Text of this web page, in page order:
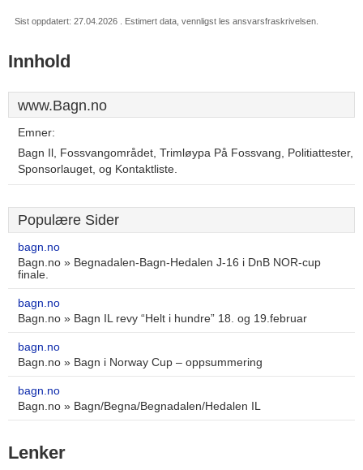
Sist oppdatert: 27.04.2026 . Estimert data, vennligst les ansvarsfraskrivelsen.
Innhold
www.Bagn.no
Emner:
Bagn Il, Fossvangområdet, Trimløypa På Fossvang, Politiattester,
Sponsorlauget, og Kontaktliste.
Populære Sider
bagn.no
Bagn.no » Begnadalen-Bagn-Hedalen J-16 i DnB NOR-cup
finale.
bagn.no
Bagn.no » Bagn IL revy “Helt i hundre” 18. og 19.februar
bagn.no
Bagn.no » Bagn i Norway Cup – oppsummering
bagn.no
Bagn.no » Bagn/Begna/Begnadalen/Hedalen IL
Lenker